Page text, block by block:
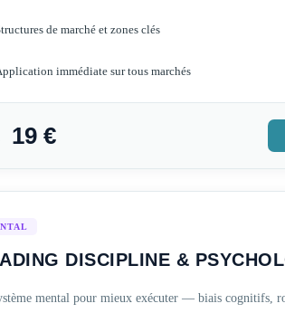
de marché et zones clés
immédiate sur tous marchés
19 €
DISCIPLINE &
mental pour mieux exécuter — biais cognitifs,